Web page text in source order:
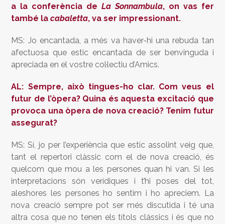
a la conferència deLa Sonnambula, on vas fer
també lacabaletta, va ser impressionant.
MS: Jo encantada, a més va haver-hi una rebuda tan
afectuosa que estic encantada de ser benvinguda i
apreciada en el vostre col·lectiu d’Amics.
AL: Sempre, això tingues-ho clar. Com veus el
futur de l’òpera? Quina és aquesta excitació que
provoca una òpera de nova creació? Tenim futur
assegurat?
MS: Sí, jo per l’experiència que estic assolint veig que,
tant el repertori clàssic com el de nova creació, és
quelcom que mou a les persones quan hi van. Si les
interpretacions són verídiques i t’hi poses del tot,
aleshores les persones ho sentim i ho apreciem. La
nova creació sempre pot ser més discutida i té una
altra cosa que no tenen els títols clàssics i és que no